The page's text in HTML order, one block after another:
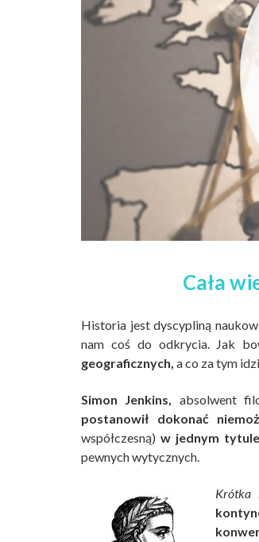
Cała
Historia jest dyscypliną
nam coś do odkrycia. Jak
geograficznych, a co za tym
Simon Jenkins, absolwent
postanowił dokonać
współczesną) w jednym
pewnych wytycznych.
Krótka